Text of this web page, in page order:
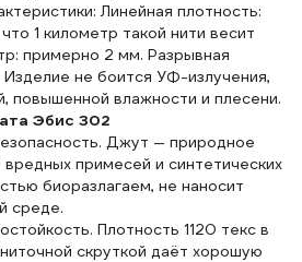
Линейная плотность:
1 километр такой нити весит
примерно 2 мм. Разрывная
Изделие не боится УФ-излучения,
повышенной влажности и плесени.
Эбис 302
Джут — природное
примесей и синтетических
биоразлагаем, не наносит
среде.
Плотность 1120 текс в
скруткой даёт хорошую